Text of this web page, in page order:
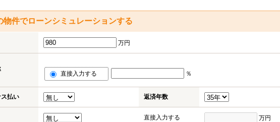
物件でローンシミュレーションする
万円
直接入力する ％
払い 返済年数
直接入力する 万円